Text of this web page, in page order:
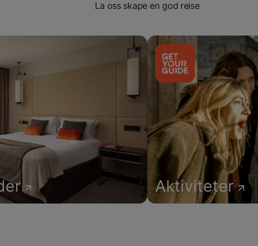
La oss skape en god reise
Aktiviteter